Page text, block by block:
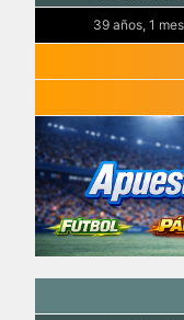
39 años, 1